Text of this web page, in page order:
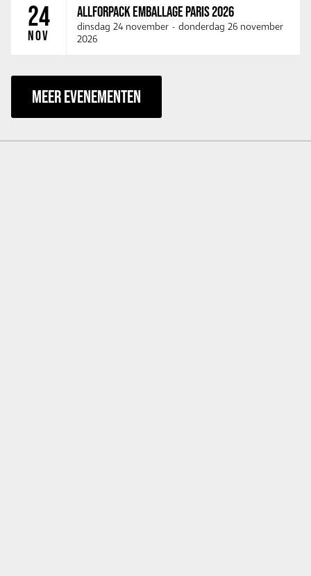
24
NOV
ALLFORPACK EMBALLAGE PARIS 2026
dinsdag 24 november - donderdag 26 november
2026
MEER EVENEMENTEN